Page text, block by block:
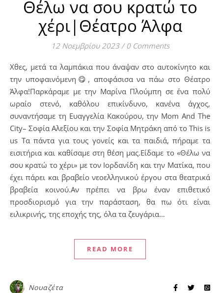
Θέλω να σου κρατώ το
χέρι|Θέατρο Άλφα
12 Νοεμβρίου 2023 / 0 Comments
Χθες, μετά τα λαμπάκια που άναψαν στο αυτοκίνητο και
την υποφαινόμενη😋, αποφάσισα να πάω στο Θέατρο
Άλφα!Παρκάραμε με την Μαρίνα Πλούμπη σε ένα πολύ
ωραίο στενό, καθόλου επικίνδυνο, κανένα άγχος,
συναντήσαμε τη Ευαγγελία Κακούρου, την Mom And The
City– Σοφία Αλεξίου και την Σοφία Μητράκη από το This is
us Τα πάντα για τους γονείς και τα παιδιά, πήραμε τα
εισιτήρια και καθίσαμε στη θέση μας.Είδαμε το «Θέλω να
σου κρατώ το χέρι» με τον Ιορδανίδη και την Ματίκα, που
έχει πάρει και βραβείο νεοελληνικού έργου στα θεατρικά
βραβεία κοινού.Αν πρέπει να βρω έναν επιθετικό
προσδιορισμό για την παράσταση, θα πω ότι είναι
ειλικρινής, της εποχής της, όλα τα ζευγάρια…
READ MORE
Νουαζέτα